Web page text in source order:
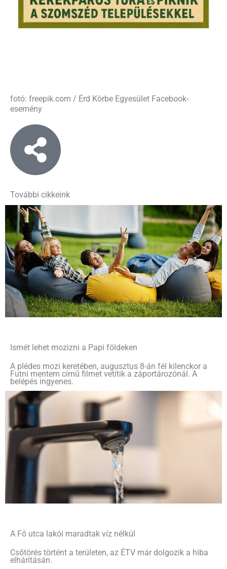
fotó: freepik.com / Érd Körbe Egyesület Facebook-
esemény
További cikkeink
Ismét lehet mozizni a Papi földeken
A plédes mozi keretében, augusztus 8-án fél kilenckor a
Futni mentem című filmet vetítik a záportározónál. A
belépés ingyenes.
A Fő utca lakói maradtak víz nélkül
Csőtörés történt a területen, az ÉTV már dolgozik a hiba
elhárításán.